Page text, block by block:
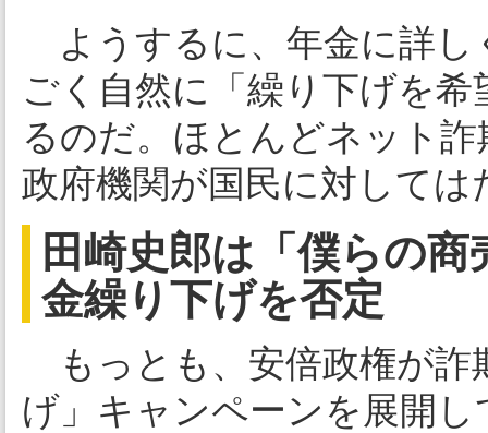
ようするに、年金に詳し
ごく自然に「繰り下げを
るのだ。ほとんどネット
政府機関が国民に対して
田崎史郎は「僕らの
金繰り下げを否定
もっとも、安倍政権が詐
げ」キャンペーンを展開